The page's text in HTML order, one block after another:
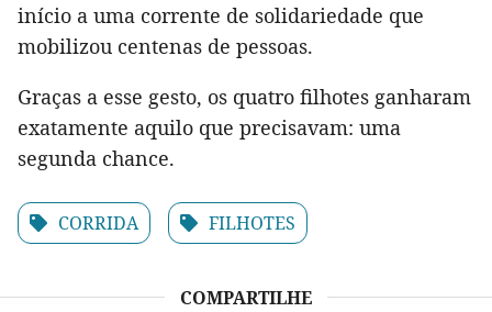
início a uma corrente de solidariedade que
mobilizou centenas de pessoas.
Graças a esse gesto, os quatro filhotes ganharam
exatamente aquilo que precisavam: uma
segunda chance.
CORRIDA FILHOTES
COMPARTILHE